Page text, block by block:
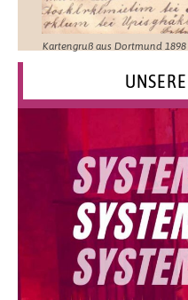
Kartengruß aus Dortmund